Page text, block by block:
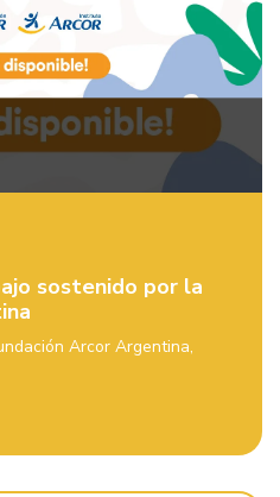
sostenido por la
Arcor Argentina,